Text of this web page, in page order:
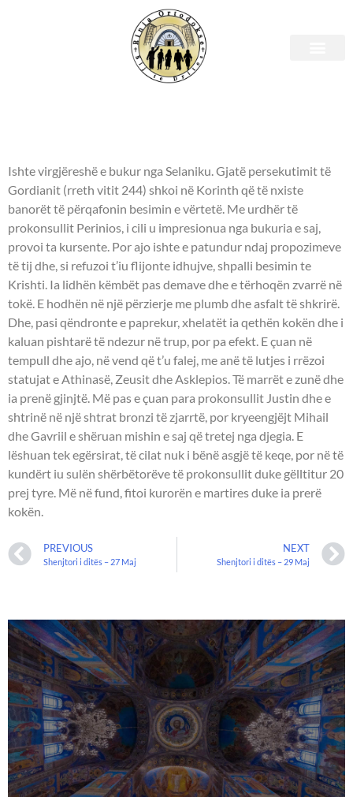
Shenjtori i ditës – 28 Maj
Ishte virgjëreshë e bukur nga Selaniku. Gjatë persekutimit të
Gordianit (rreth vitit 244) shkoi në Korinth që të nxiste
banorët të përqafonin besimin e vërtetë. Me urdhër të
prokonsullit Perinios, i cili u impresionua nga bukuria e saj,
provoi ta kursente. Por ajo ishte e patundur ndaj propozimeve
të tij dhe, si refuzoi t’iu flijonte idhujve, shpalli besimin te
Krishti. Ia lidhën këmbët pas demave dhe e tërhoqën zvarrë në
tokë. E hodhën në një përzierje me plumb dhe asfalt të shkrirë.
Dhe, pasi qëndronte e paprekur, xhelatët ia qethën kokën dhe i
kaluan pishtarë të ndezur në trup, por pa efekt. E çuan në
tempull dhe ajo, në vend që t’u falej, me anë të lutjes i rrëzoi
statujat e Athinasë, Zeusit dhe Asklepios. Të marrët e zunë dhe
ia prenë gjinjtë. Më pas e çuan para prokonsullit Justin dhe e
shtrinë në një shtrat bronzi të zjarrtë, por kryeengjëjt Mihail
dhe Gavriil e shëruan mishin e saj që tretej nga djegia. E
lëshuan tek egërsirat, të cilat nuk i bënë asgjë të keqe, por në të
kundërt iu sulën shërbëtorëve të prokonsullit duke gëlltitur 20
prej tyre. Më në fund, fitoi kurorën e martires duke ia prerë
kokën.
PREVIOUS
Shenjtori i ditës – 27 Maj
NEXT
Shenjtori i ditës – 29 Maj